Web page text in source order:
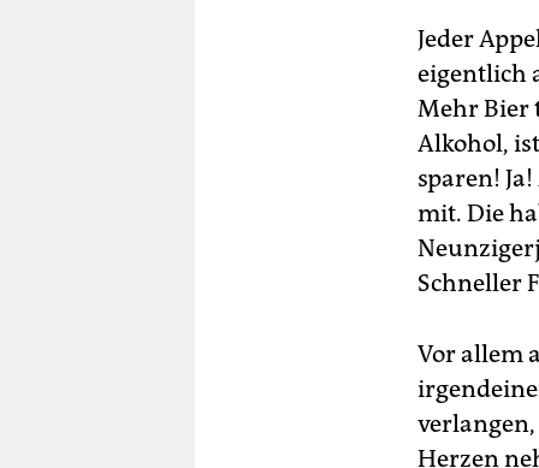
Jeder
eigentlich
Mehr Bier
Alkohol,
sparen!
mit. Die
Schneller
Vor allem
verlangen,
Herzen